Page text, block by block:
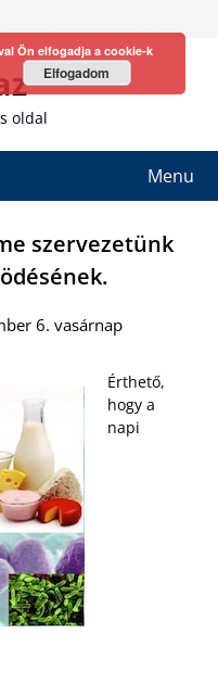
oldal
Menu
szervezetünk
6. vasárnap
Érthető,
hogy a
napi
Ön elfogadja a cookie-k
Elfogadom